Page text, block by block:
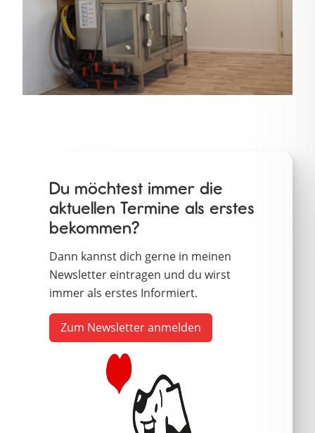
Du möchtest immer die
aktuellen Termine als erstes
bekommen?
Dann kannst dich gerne in meinen
Newsletter eintragen und du wirst
immer als erstes Informiert.
Zum Newsletter anmelden